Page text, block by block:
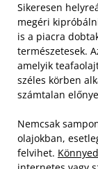
Sikeresen
megéri
is a piacra
természetesek.
amelyik
széles körben
számtalan
Nemcsak
olajokban,
felvihet.